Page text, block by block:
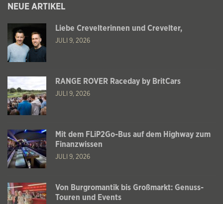
NEUE ARTIKEL
Liebe Crevelterinnen und Crevelter,
JULI 9, 2026
RANGE ROVER Raceday by BritCars
JULI 9, 2026
Mit dem FLiP2Go-Bus auf dem Highway zum
Finanzwissen
JULI 9, 2026
Von Burgromantik bis Großmarkt: Genuss-
Touren und Events